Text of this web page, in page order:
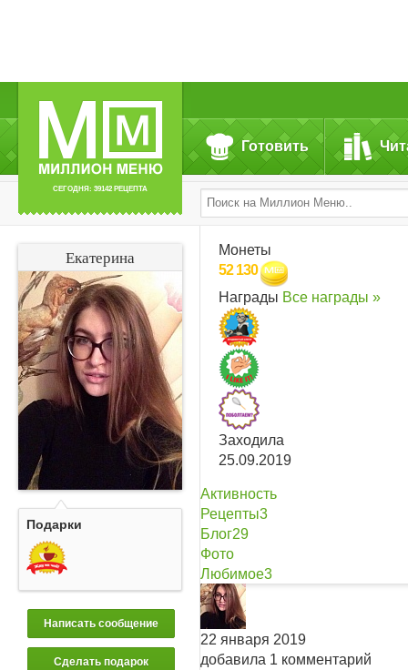
СЕГОДНЯ: 39142 РЕЦЕПТА
Готовить
Екатерина
Подарки
Написать сообщение
Сделать подарок
Монеты
52 130
Награды Все награды »
Заходила
25.09.2019
Активность
Рецепты3
Блог29
Фото
Любимое3
22 января 2019
добавила 1 комментарий